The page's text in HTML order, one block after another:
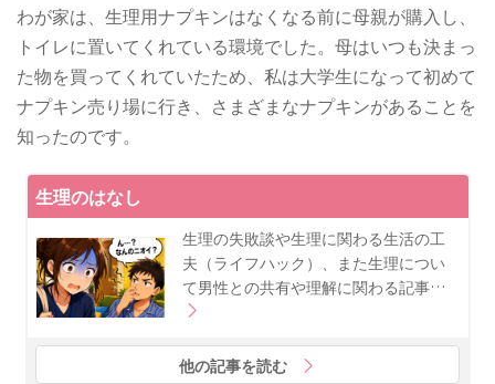
わが家は、生理用ナプキンはなくなる前に母親が購入し、
トイレに置いてくれている環境でした。母はいつも決まっ
た物を買ってくれていたため、私は大学生になって初めて
ナプキン売り場に行き、さまざまなナプキンがあることを
知ったのです。
生理のはなし
生理の失敗談や生理に関わる生活の工
夫（ライフハック）、また生理につい
て男性との共有や理解に関わる記事…
他の記事を読む